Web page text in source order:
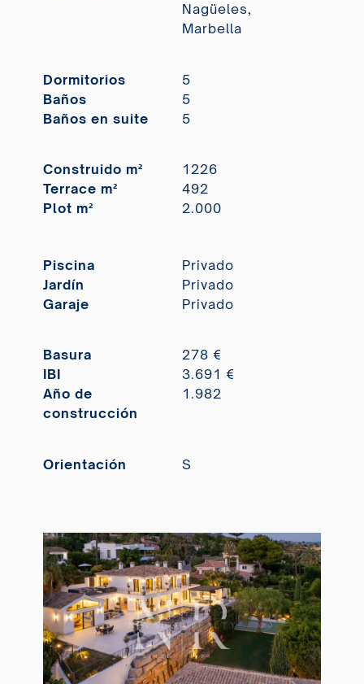
Nagüeles,
Marbella
Dormitorios
5
Baños
5
Baños en suite
5
Construido m²
1226
Terrace m²
492
Plot m²
2.000
Piscina
Privado
Jardín
Privado
Garaje
Privado
Basura
278 €
IBI
3.691 €
Año de
construcción
1.982
Orientación S